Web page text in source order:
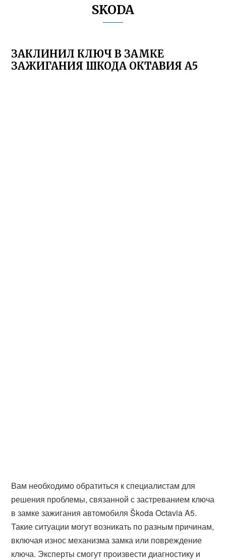
SKODA
ЗАКЛИНИЛ КЛЮЧ В ЗАМКЕ
ЗАЖИГАНИЯ ШКОДА ОКТАВИЯ А5
Вам необходимо обратиться к специалистам для
решения проблемы, связанной с застреванием ключа
в замке зажигания автомобиля Škoda Octavia A5.
Такие ситуации могут возникать по разным причинам,
включая износ механизма замка или повреждение
ключа. Эксперты смогут произвести диагностику и